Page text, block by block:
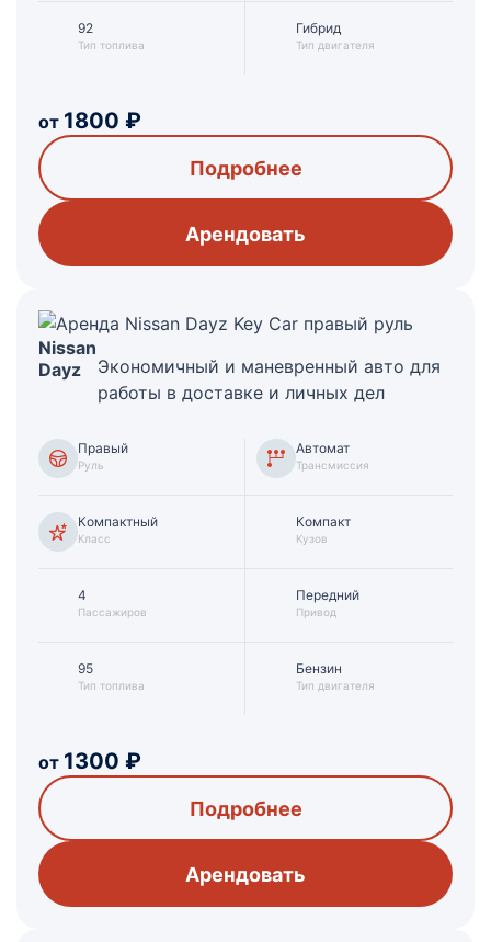
92
Тип топлива
Гибрид
Тип двигателя
от 1800 ₽
Подробнее
Арендовать
Nissan
Dayz
Экономичный и маневренный авто для
работы в доставке и личных дел
Правый
Руль
Компактный
Класс
Автомат
Трансмиссия
Компакт
Кузов
4
Пассажиров
95
Тип топлива
Передний
Привод
Бензин
Тип двигателя
от 1300 ₽
Подробнее
Арендовать